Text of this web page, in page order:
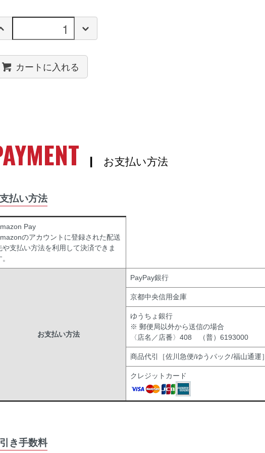
カートに入れる
| お支払い方法
払い方法
Pay
のアカウントに登録された配送
や支払い方法を利用して決済できま
お支払い方法
PayPay銀行
京都中央信用金庫
ゆうちょ銀行
※ 郵便局以外から送信の場合
〈店名／店番〉408 （普）6193000
商品代引［佐川急便/ゆうパック/福山通運］
クレジットカード
き手数料